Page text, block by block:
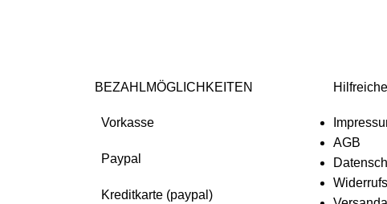
BEZAHLMÖGLICHKEITEN
Vorkasse
Paypal
Kreditkarte (paypal)
AGB